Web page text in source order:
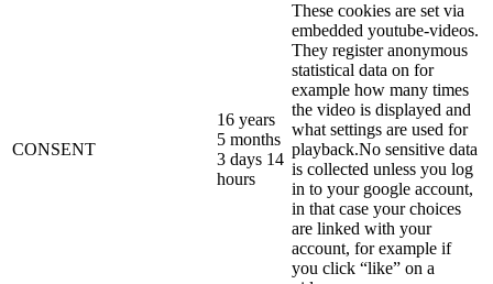
CONSENT
16 years
5 months
3 days 14
hours
These cookies are set via
embedded youtube-videos.
They register anonymous
statistical data on for
example how many times
the video is displayed and
what settings are used for
playback.No sensitive data
is collected unless you log
in to your google account,
in that case your choices
are linked with your
account, for example if
you click “like” on a